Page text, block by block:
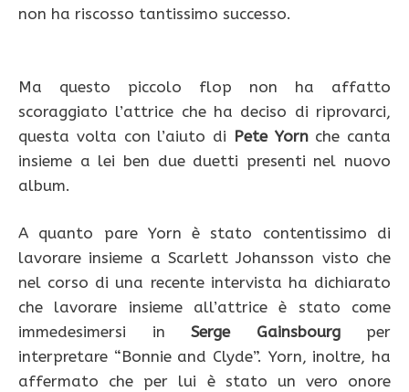
non ha riscosso tantissimo successo.
Ma questo piccolo flop non ha affatto
scoraggiato l’attrice che ha deciso di riprovarci,
questa volta con l’aiuto di Pete Yornche canta
insieme a lei ben due duetti presenti nel nuovo
album.
A quanto pare Yorn è stato contentissimo di
lavorare insieme a Scarlett Johansson visto che
nel corso di una recente intervista ha dichiarato
che lavorare insieme all’attrice è stato come
immedesimersi in Serge Gainsbourgper
interpretare “Bonnie and Clyde”. Yorn, inoltre, ha
affermato che per lui è stato un vero onore